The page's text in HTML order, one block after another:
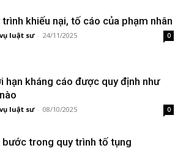
trình khiếu nại, tố cáo của phạm nhân
luật sư - 24/11/2025 0
hạn kháng cáo được quy định như
luật sư - 08/10/2025 0
bước trong quy trình tố tụng